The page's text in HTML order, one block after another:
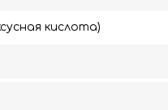
кислота)